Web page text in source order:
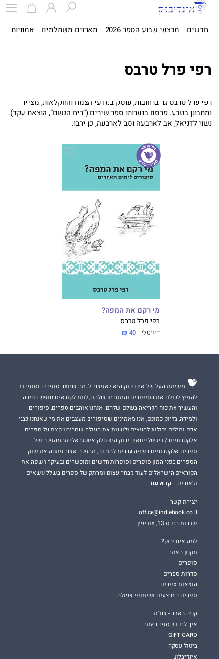
חדשים מבצעי שבוע הספר 2026 מארזים משתלמים אמנויות
רפי פרל טרבס
רפי פרל טרבס גר ברחובות, עוסק במדעי הצמח והחקלאות, מצייר
ומתבונן בטבע. פרסם בנערותו ספר שירים (“ריח הגשם”, הוצאת עקד).
נשוי לדניאל, אב לארבעה וסב לארבעה, כן ירבו.
מי רקם את המפה?
רפי פרל טרבס
דיגיטלי 40 ₪
משימת העל של אינדיבוק היא לאפשר לכמה שיותר סופרים וסופרות
להפיץ לעולם את הסיפורים והמסרים שלהם, לתת לקוראים חופש בחירה
והעשיר את כוח הקריאה בעולם שלהם. אנחנו אוהבים ספרים, סיפורים
ולמידה, בדיוק כמוכם, אנו מאמינים שסיפורים מעצבים את מי שאנחנו כבני
אדם ומילים יכולות להעצים ולשנות את העולם שסביבנו.קצת על ספרים
אלקטרוניים / דיגיטלייםאינדיבוק היא חלק אינטגראלי מהמהפכה של
ספרים אלקטרוניים בשפה עברית להורדה, מהפכה אשר פתחה את שוק
הספרים בפני המון סופרים וסופרות חדשים ומוכשרים ובעיקר חשפה את
הקוראים הישראלים לעוד מבחר עצום ומרתק של ספרים בשלל נושאים
וז'אנרים.
קרא עוד
יצירת קשר
office@indiebook.co.il
שדרות הרכס 13, מודיעין
למה אינדיבוק?
תקנון האתר
סופרים
סדרות ספרים
הוצאות ספרים
ספרים במבצעים ושיתופי פעולה
קניה באתר - שו"ת
איך לרכוש ספר באתר
GIFT CARD
ביטול עסקה
אינדיבלוג